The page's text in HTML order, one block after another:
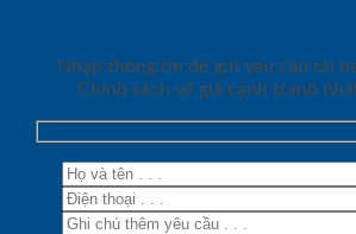
Nhập thông tin để gửi yêu cầu tải
Chính sách về giá cạnh tranh